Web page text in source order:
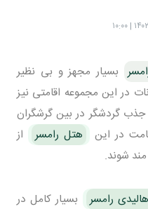
بسیار مجهز و بی نظیر
در این مجموعه اقامتی نیز
جذب گردشگر در بین گرشگران
در این
هتل رامسر
از
شوند.
رامسر
بسیار کامل در